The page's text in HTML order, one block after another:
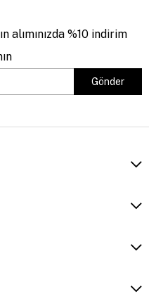
alımınızda %10 indirim
Gönder